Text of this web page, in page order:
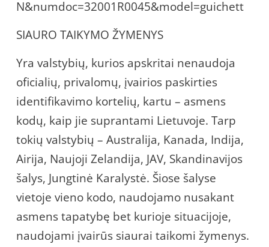
N&numdoc=32001R0045&model=guichett
SIAURO TAIKYMO ŽYMENYS
Yra valstybių, kurios apskritai nenaudoja
oficialių, privalomų, įvairios paskirties
identifikavimo kortelių, kartu – asmens
kodų, kaip jie suprantami Lietuvoje. Tarp
tokių valstybių – Australija, Kanada, Indija,
Airija, Naujoji Zelandija, JAV, Skandinavijos
šalys, Jungtinė Karalystė. Šiose šalyse
vietoje vieno kodo, naudojamo nusakant
asmens tapatybę bet kurioje situacijoje,
naudojami įvairūs siaurai taikomi žymenys.